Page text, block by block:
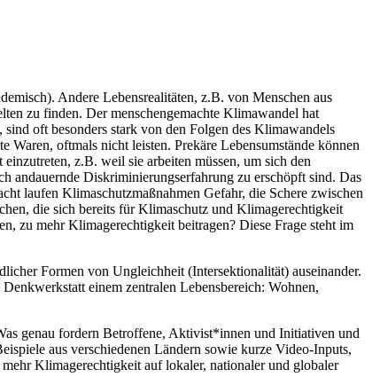
Andere Lebensrealitäten, z.B. von Menschen aus
zu finden. Der menschengemachte Klimawandel hat
oft besonders stark von den Folgen des Klimawandels
oftmals nicht leisten. Prekäre Lebensumstände können
z.B. weil sie arbeiten müssen, um sich den
andauernde Diskriminierungserfahrung zu erschöpft sind. Das
laufen Klimaschutzmaßnahmen Gefahr, die Schere zwischen
die sich bereits für Klimaschutz und Klimagerechtigkeit
zu mehr Klimagerechtigkeit beitragen? Diese Frage steht im
Formen von Ungleichheit (Intersektionalität) auseinander.
einem zentralen Lebensbereich: Wohnen,
genau fordern Betroffene, Aktivist*innen und Initiativen und
aus verschiedenen Ländern sowie kurze Video-Inputs,
Klimagerechtigkeit auf lokaler, nationaler und globaler